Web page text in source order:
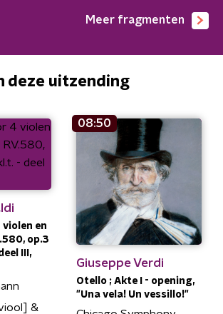
Meer fragmenten
deze uitzending
en
op.3
III,
&
08:50
Giuseppe Verdi
Otello ; Akte I - opening,
"Una vela! Un vessillo!"